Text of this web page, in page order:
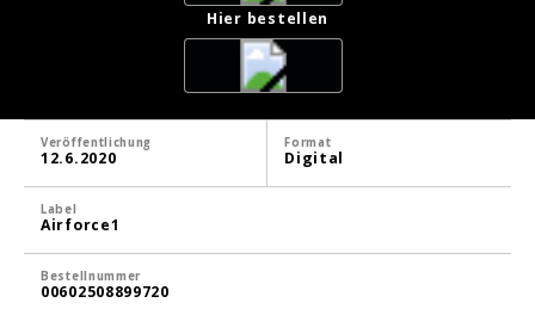
Hier bestellen
Veröffentlichung
12.6.2020
Format
Digital
Label
Airforce1
Bestellnummer
00602508899720